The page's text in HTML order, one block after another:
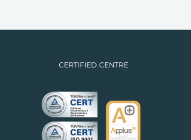
CERTIFIED CENTRE